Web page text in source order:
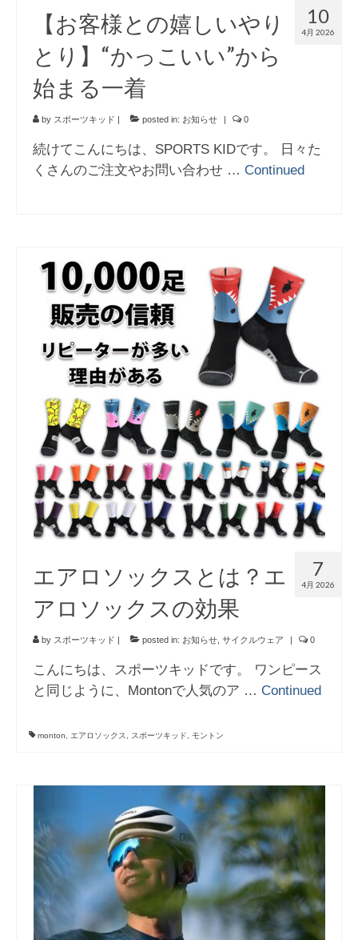
10
4月 2026
【お客様との嬉しいやり
とり】“かっこいい”から
始まる一着
by スポーツキッド | posted in: お知らせ | 0
続けてこんにちは、SPORTS KIDです。 日々た
くさんのご注文やお問い合わせ … Continued
7
4月 2026
エアロソックスとは？エ
アロソックスの効果
by スポーツキッド | posted in: お知らせ サイクルウェア | 0
こんにちは、スポーツキッドです。 ワンピース
と同じように、Montonで人気のア … Continued
monton エアロソックス スポーツキッド モントン